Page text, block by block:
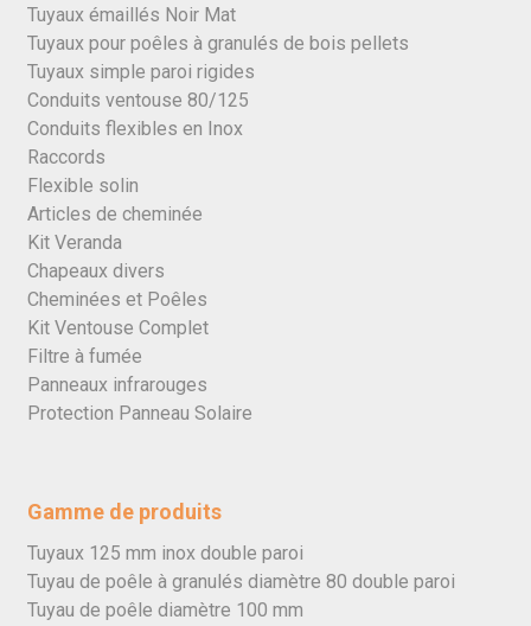
Tuyaux émaillés Noir Mat
Tuyaux pour poêles à granulés de bois pellets
Tuyaux simple paroi rigides
Conduits ventouse 80/125
Conduits flexibles en Inox
Raccords
Flexible solin
Articles de cheminée
Kit Veranda
Chapeaux divers
Cheminées et Poêles
Kit Ventouse Complet
Filtre à fumée
Panneaux infrarouges
Protection Panneau Solaire
Gamme de produits
Tuyaux 125 mm inox double paroi
Tuyau de poêle à granulés diamètre 80 double paroi
Tuyau de poêle diamètre 100 mm